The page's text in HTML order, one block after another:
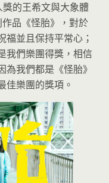
的王希文與大象體
品《怪胎》，對於
福並且保持平常心；
我們樂團得獎，相信
我們都是《怪胎》
佳樂團的獎項。